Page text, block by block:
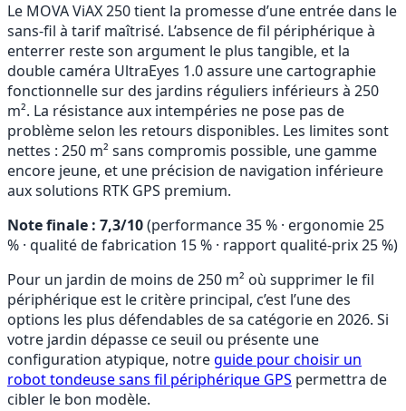
Le MOVA ViAX 250 tient la promesse d’une entrée dans le
sans-fil à tarif maîtrisé. L’absence de fil périphérique à
enterrer reste son argument le plus tangible, et la
double caméra UltraEyes 1.0 assure une cartographie
fonctionnelle sur des jardins réguliers inférieurs à 250
m². La résistance aux intempéries ne pose pas de
problème selon les retours disponibles. Les limites sont
nettes : 250 m² sans compromis possible, une gamme
encore jeune, et une précision de navigation inférieure
aux solutions RTK GPS premium.
Note finale : 7,3/10(performance 35 % · ergonomie 25
% · qualité de fabrication 15 % · rapport qualité-prix 25 %)
Pour un jardin de moins de 250 m² où supprimer le fil
périphérique est le critère principal, c’est l’une des
options les plus défendables de sa catégorie en 2026. Si
votre jardin dépasse ce seuil ou présente une
configuration atypique, notreguide pour choisir un
robot tondeuse sans fil périphérique GPS permettra de
cibler le bon modèle.